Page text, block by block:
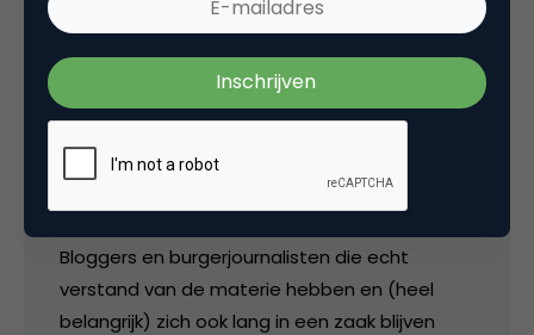
soms andere visies en beelden, wat door
anderen (zoals Willen L) gezien wordt als non
De combinatie van beiden is volgens mij
essentieel. Journalisten die veel eindredactie
doen en ook het ‘niet boeiende’ nieuws
Bloggers en burgerjournalisten die echt
verstand van de materie hebben en (heel
belangrijk) zich ook lang in een zaak blijven